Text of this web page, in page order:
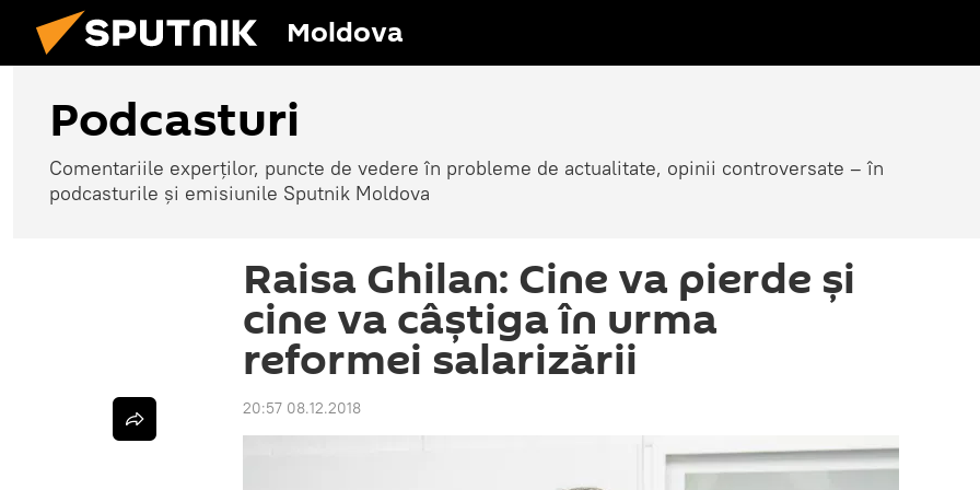
Moldova
Podcasturi
Comentariile experților, puncte de vedere în probleme de actualitate, opinii controversate – în
podcasturile și emisiunile Sputnik Moldova
Raisa Ghilan: Cine va pierde și
cine va câștiga în urma
reformei salarizării
20:57 08.12.2018